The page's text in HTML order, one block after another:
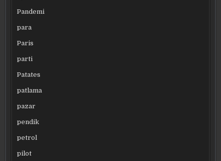
Pandemi
para
Paris
parti
Patates
patlama
pazar
pendik
petrol
pilot